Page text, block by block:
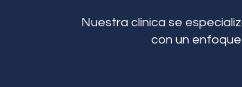
Nuestra clínica se
con un